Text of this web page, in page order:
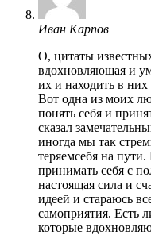
Иван Карпов
О, цитаты
вдохновляющая и
их и находить в
Вот одна из моих
понять себя и
сказал
иногда мы так
теряемсебя на
принимать себя с
настоящая сила и
идеей и стараюсь
самоприятия. Есть
которые